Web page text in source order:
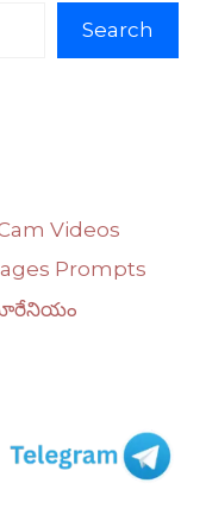
Search
Videos
Prompts